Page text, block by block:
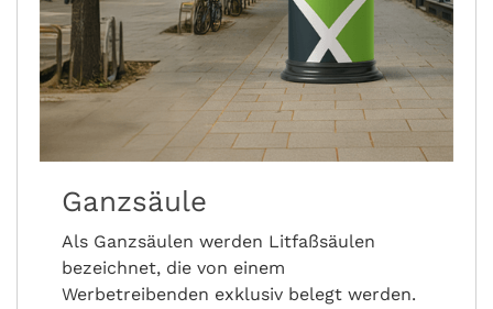
Ganzsäule
Als Ganzsäulen werden Litfaßsäulen
bezeichnet, die von einem
Werbetreibenden exklusiv belegt werden.